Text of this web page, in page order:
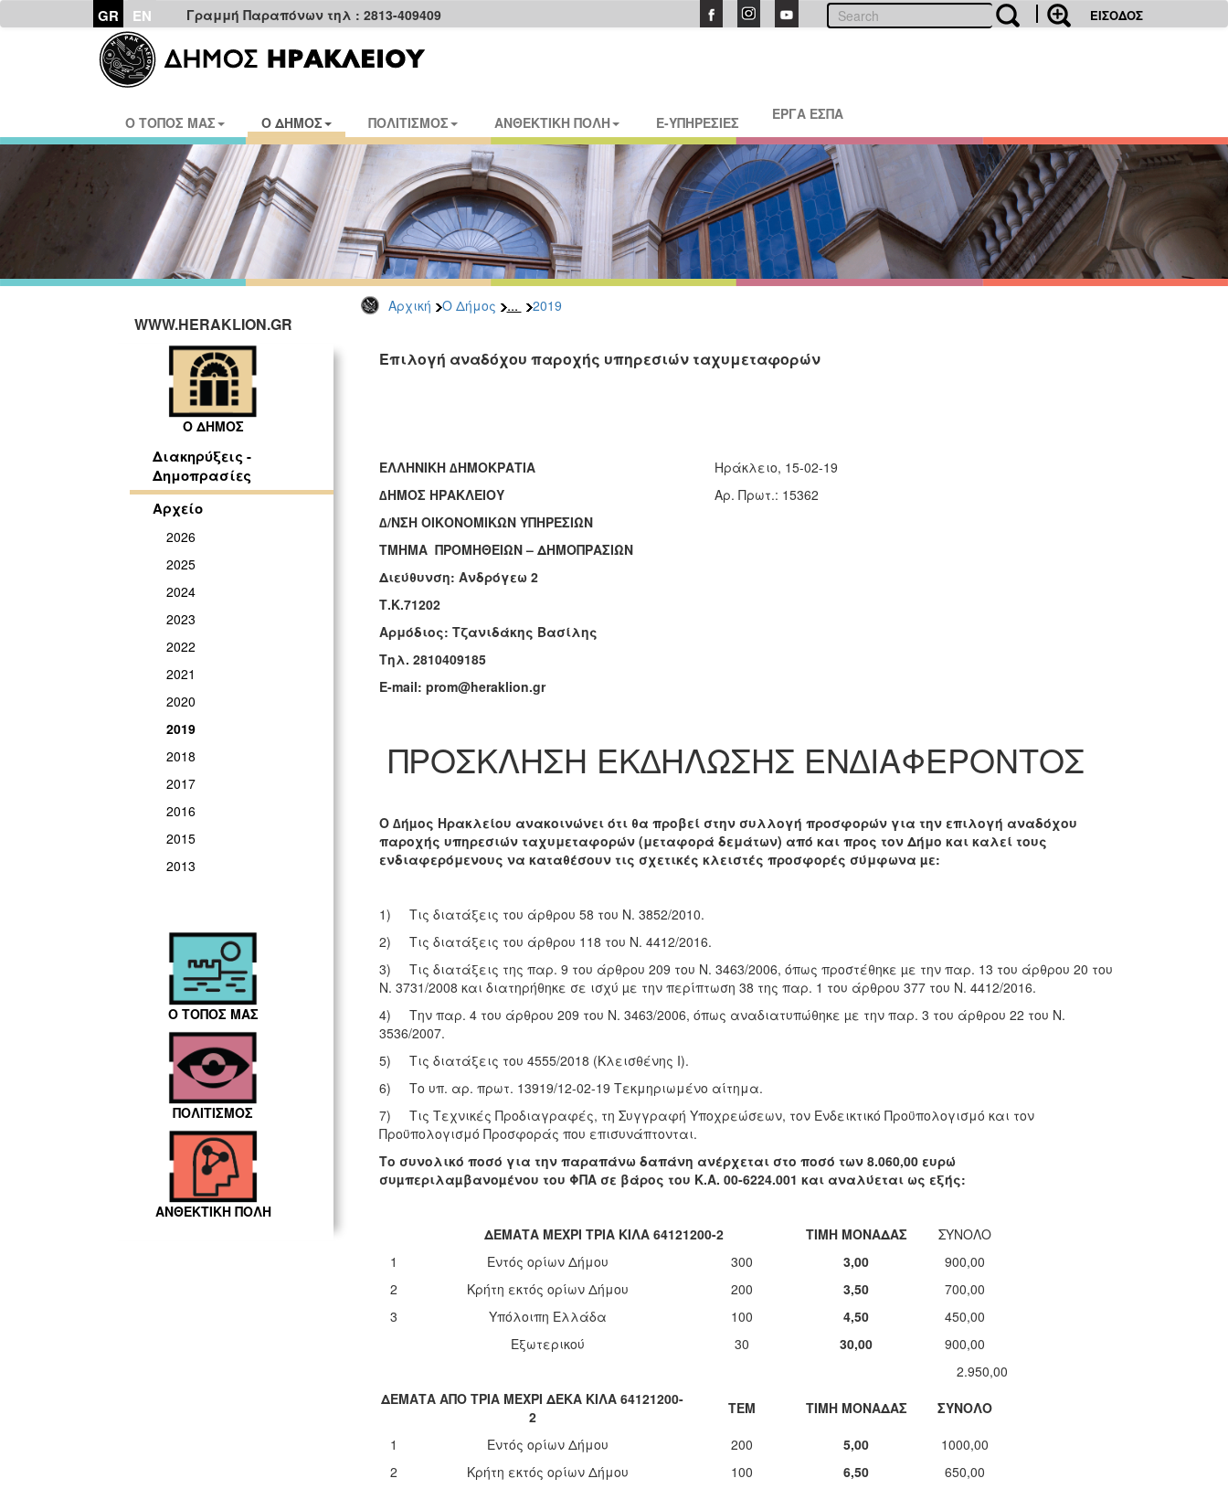
GR EN Γραμμή Παραπόνων τηλ : 2813-409409 ΕΙΣΟΔΟΣ
Ο ΤΟΠΟΣ ΜΑΣ Ο ΔΗΜΟΣ ΠΟΛΙΤΙΣΜΟΣ ΑΝΘΕΚΤΙΚΗ ΠΟΛΗ E-ΥΠΗΡΕΣΙΕΣ ΕΡΓΑ ΕΣΠΑ
Αρχική Ο Δήμος ... 2019
WWW.HERAKLION.GR
Ο ΔΗΜΟΣ
Διακηρύξεις -
Δημοπρασίες
Αρχείο
2026
2025
2024
2023
2022
2021
2020
2019
2018
2017
2016
2015
2013
Ο ΤΟΠΟΣ ΜΑΣ
ΠΟΛΙΤΙΣΜΟΣ
ΑΝΘΕΚΤΙΚΗ ΠΟΛΗ
Επιλογή αναδόχου παροχής υπηρεσιών ταχυμεταφορών
ΕΛΛΗΝΙΚΗ ∆ΗΜΟΚΡΑΤΙΑ
∆ΗΜΟΣ ΗΡΑΚΛΕΙΟΥ
∆/ΝΣΗ ΟΙΚΟΝΟΜΙΚΩΝ ΥΠΗΡΕΣΙΩΝ
ΤΜΗΜΑ ΠΡΟΜΗΘΕΙΩΝ – ΔΗΜΟΠΡΑΣΙΩΝ
Διεύθυνση: Ανδρόγεω 2
Τ.Κ.71202
Αρμόδιος: Τζανιδάκης Βασίλης
Τηλ. 2810409185
E-mail: prom@heraklion.gr
Ηράκλειο, 15-02-19
Aρ. Πρωτ.: 15362
ΠΡΟΣΚΛΗΣΗ ΕΚ∆ΗΛΩΣΗΣ ΕΝ∆ΙΑΦΕΡΟΝΤΟΣ
Ο ∆ήµος Ηρακλείου ανακοινώνει ότι θα προβεί στην συλλογή προσφορών για την επιλογή αναδόχου
παροχής υπηρεσιών ταχυμεταφορών (μεταφορά δεμάτων) από και προς τον Δήμο και καλεί τους
ενδιαφερόμενους να καταθέσουν τις σχετικές κλειστές προσφορές σύμφωνα µε:
1) Τις διατάξεις του άρθρου 58 του Ν. 3852/2010.
2) Τις διατάξεις του άρθρου 118 του Ν. 4412/2016.
3) Τις διατάξεις της παρ. 9 του άρθρου 209 του Ν. 3463/2006, όπως προστέθηκε µε την παρ. 13 του άρθρου 20 του
Ν. 3731/2008 και διατηρήθηκε σε ισχύ µε την περίπτωση 38 της παρ. 1 του άρθρου 377 του Ν. 4412/2016.
4) Την παρ. 4 του άρθρου 209 του Ν. 3463/2006, όπως αναδιατυπώθηκε µε την παρ. 3 του άρθρου 22 του Ν.
3536/2007.
5) Τις διατάξεις του 4555/2018 (Κλεισθένης I).
6) Το υπ. αρ. πρωτ. 13919/12-02-19 Τεκμηριωμένο αίτημα.
7) Τις Τεχνικές Προδιαγραφές, τη Συγγραφή Υποχρεώσεων, τον Ενδεικτικό Προϋπολογισμό και τον
Προϋπολογισμό Προσφοράς που επισυνάπτονται.
Το συνολικό ποσό για την παραπάνω δαπάνη ανέρχεται στο ποσό των 8.060,00 ευρώ
συµπεριλαµβανοµένου του ΦΠΑ σε βάρος του Κ.Α. 00-6224.001 και αναλύεται ως εξής:
ΔΕΜΑΤΑ ΜΕΧΡΙ ΤΡΙΑ ΚΙΛΑ 64121200-2 ΤΙΜΗ ΜΟΝΑΔΑΣ
ΣΥΝΟΛΟ
1
Εντός ορίων Δήμου 300 3,00
900,00
2
Κρήτη εκτός ορίων Δήμου 200 3,50
700,00
3
Υπόλοιπη Ελλάδα 100 4,50
450,00
Εξωτερικού
30 30,00
900,00
2.950,00
ΔΕΜΑΤΑ ΑΠΟ ΤΡΙΑ ΜΕΧΡΙ ΔΕΚΑ ΚΙΛΑ 64121200-
2
ΤΕΜ ΤΙΜΗ ΜΟΝΑΔΑΣ
ΣΥΝΟΛΟ
1
Εντός ορίων Δήμου 200 5,00
1000,00
2
Κρήτη εκτός ορίων Δήμου 100 6,50
650,00